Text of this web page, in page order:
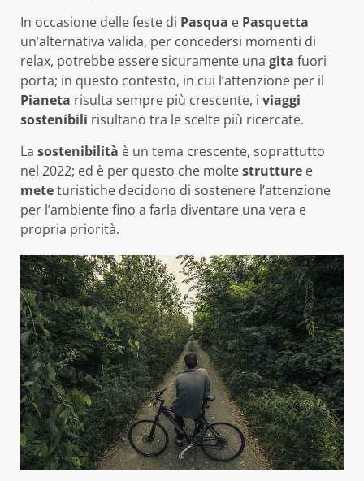
In occasione delle feste di Pasqua e Pasquetta
un’alternativa valida, per concedersi momenti di
relax, potrebbe essere sicuramente una gita fuori
porta; in questo contesto, in cui l’attenzione per il
Pianeta risulta sempre più crescente, i viaggi
sostenibili risultano tra le scelte più ricercate.
La sostenibilità è un tema crescente, soprattutto
nel 2022; ed è per questo che moltestrutture e
meteturistiche decidono di sostenere l’attenzione
per l’ambiente fino a farla diventare una vera e
propria priorità.